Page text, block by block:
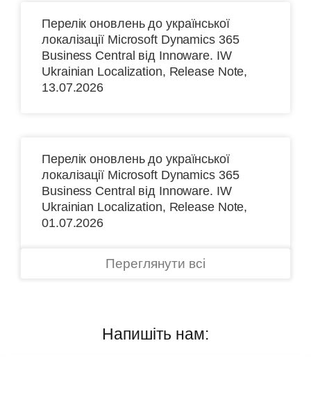
Перелік оновлень до української
локалізації Microsoft Dynamics 365
Business Central від Іnnoware. IW
Ukrainian Localization, Release Note,
13.07.2026
Перелік оновлень до української
локалізації Microsoft Dynamics 365
Business Central від Іnnoware. IW
Ukrainian Localization, Release Note,
01.07.2026
Переглянути всі
Напишіть нам: